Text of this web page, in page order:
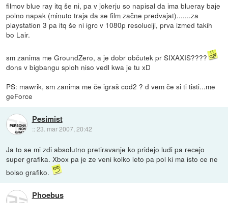
filmov blue ray itq še ni, pa v jokerju so napisal da ima blueray baje
polno napak (minuto traja da se film začne predvajat).......za
playstation 3 pa itq še ni igrc v 1080p resoluciji, prva izmed takih
bo Lair.
sm zanima me GroundZero, a je dobr občutek pr SIXAXIS????
dons v bigbangu sploh niso vedl kwa je tu xD
PS: mawrik, sm zanima me če igraš cod2 ? d vem če si ti tisti...me
geForce
Pesimist
::23. mar 2007, 20:42
Ja to se mi zdi absolutno pretiravanje ko pridejo ludi pa recejo
super grafika. Xbox pa je ze veni kolko leto pa pol ki ma isto ce ne
bolso grafiko.
Phoebus